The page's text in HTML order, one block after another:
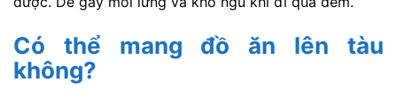
Có thể mang đồ ăn lên tàu
không?